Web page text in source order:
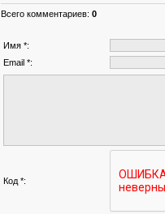
Всего комментариев: 0
Имя *:
Email *:
Код *: